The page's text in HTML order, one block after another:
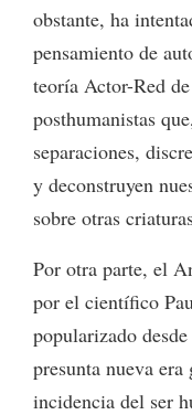
obstante, ha
pensamiento de
teoría Actor-Red
posthumanistas
separaciones,
y deconstruyen
sobre otras
Por otra parte, el
por el científico
popularizado
presunta nueva
incidencia del ser